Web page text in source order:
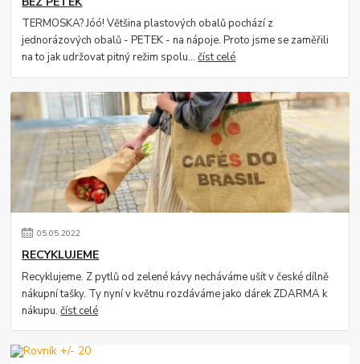
TERMOSKA? Jóó! Většina plastových obalů pochází z
jednorázových obalů - PETEK - na nápoje. Proto jsme se zaměřili
na to jak udržovat pitný režim spolu...číst celé
05.05.2022
RECYKLUJEME
Recyklujeme. Z pytlů od zelené kávy necháváme ušít v české dílně
nákupní tašky. Ty nyní v květnu rozdáváme jako dárek ZDARMA k
nákupu.číst celé